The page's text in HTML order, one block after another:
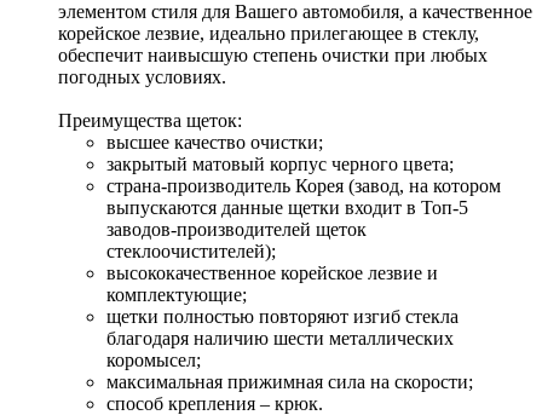
элементом стиля для Вашего автомобиля, а качественное
корейское лезвие, идеально прилегающее в стеклу,
обеспечит наивысшую степень очистки при любых
погодных условиях.
Преимущества щеток:
высшее качество очистки;
закрытый матовый корпус черного цвета;
страна-производитель Корея (завод, на котором
выпускаются данные щетки входит в Топ-5
заводов-производителей щеток
стеклоочистителей);
высококачественное корейское лезвие и
комплектующие;
щетки полностью повторяют изгиб стекла
благодаря наличию шести металлических
коромысел;
максимальная прижимная сила на скорости;
способ крепления – крюк.